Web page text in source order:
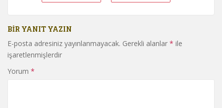
BIR YANIT YAZIN
E-posta adresiniz yayınlanmayacak. Gerekli alanlar * ile
işaretlenmişlerdir
Yorum *